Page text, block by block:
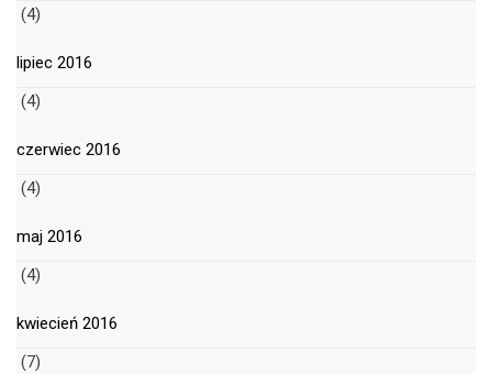
(4)
lipiec 2016
(4)
czerwiec 2016
(4)
maj 2016
(4)
kwiecień 2016
(7)